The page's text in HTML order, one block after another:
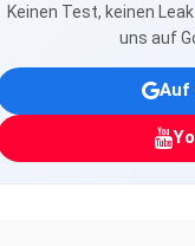
Keinen Test, keinen
uns auf
Auf